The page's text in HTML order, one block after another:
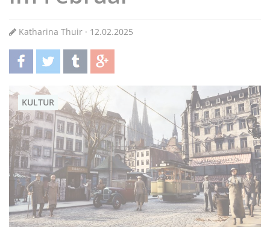
Katharina Thuir · 12.02.2025
teilen twittern teilen teilen
KULTUR